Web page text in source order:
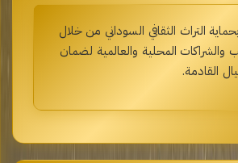
التراث الثقافي السوداني من خلال
والشراكات المحلية والعالمية لضمان
القادمة.